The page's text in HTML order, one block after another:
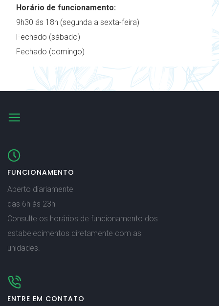
Horário de funcionamento:
9h30 ás 18h (segunda a sexta-feira)
Fechado (sábado)
Fechado (domingo)
FUNCIONAMENTO
Aberto diariamente
das 6h às 23h
Consulte os horários de funcionamento dos
estabelecimentos diretamente com as
unidades.
ENTRE EM CONTATO